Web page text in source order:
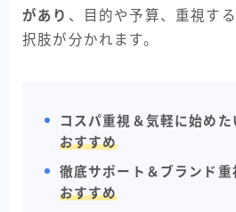
があり 、目的や予算、重視す
択肢が分かれます。
コスパ重視＆気軽に始めた
おすすめ
徹底サポート＆ブランド重
おすすめ